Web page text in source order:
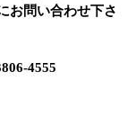
お問い合わせ下さ
4555